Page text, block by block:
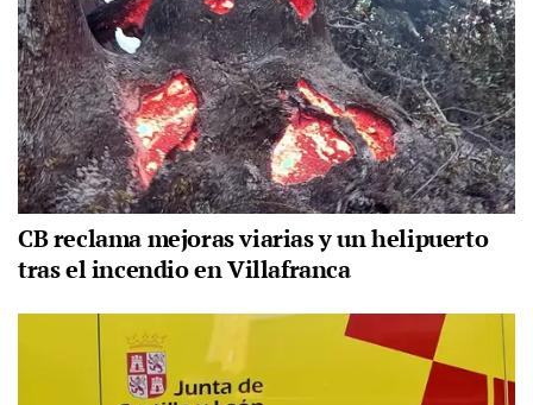
CB reclama mejoras viarias y un helipuerto
tras el incendio en Villafranca